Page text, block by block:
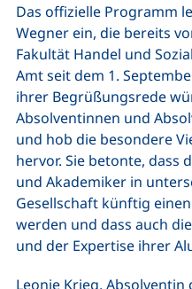
Das offizielle Programm
Wegner ein, die bereits
Fakultät Handel und
Amt seit dem 1.
ihrer Begrüßungsrede
Absolventinnen und
und hob die besondere
hervor. Sie betonte, dass
und Akademiker in
Gesellschaft künftig
werden und dass auch
und der Expertise ihrer
Leonie Krieg,